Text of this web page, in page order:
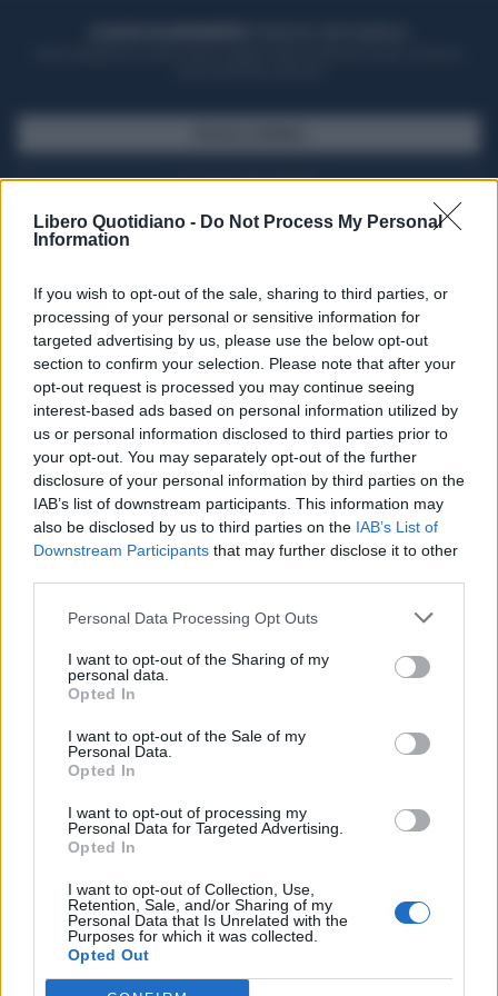
Libero Quotidiano - Do Not Process My Personal
Information
If you wish to opt-out of the sale, sharing to third parties, or
processing of your personal or sensitive information for
targeted advertising by us, please use the below opt-out
section to confirm your selection. Please note that after your
opt-out request is processed you may continue seeing
interest-based ads based on personal information utilized by
us or personal information disclosed to third parties prior to
your opt-out. You may separately opt-out of the further
disclosure of your personal information by third parties on the
IAB’s list of downstream participants. This information may
also be disclosed by us to third parties on the IAB’s List of
Downstream Participants that may further disclose it to other
Personal Data Processing Opt Outs
I want to opt-out of the Sharing of my
personal data.
Opted In
I want to opt-out of the Sale of my
Personal Data.
Opted In
I want to opt-out of processing my
Personal Data for Targeted Advertising.
Opted In
I want to opt-out of Collection, Use,
Retention, Sale, and/or Sharing of my
Personal Data that Is Unrelated with the
Purposes for which it was collected.
Opted Out
Seguici su Google Discover
Segui Libero Quotidiano su Google Discover
Scegli Libero Quotidiano come fonte preferita
SPETTACOLI
SCIENZA E TECH
Libero ShoppingContattiPubblicitàCookie policy
Condizioni generali